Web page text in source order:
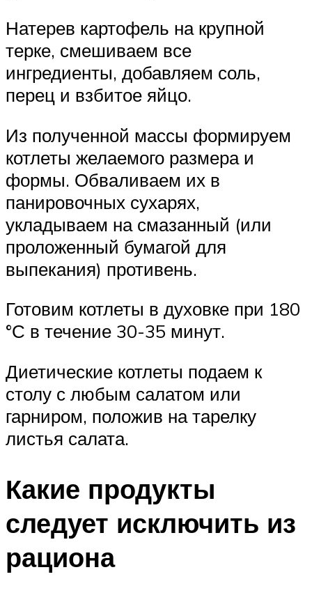
Натерев картофель на крупной
терке, смешиваем все
ингредиенты, добавляем соль,
перец и взбитое яйцо.
Из полученной массы формируем
котлеты желаемого размера и
формы. Обваливаем их в
панировочных сухарях,
укладываем на смазанный (или
проложенный бумагой для
выпекания) противень.
Готовим котлеты в духовке при 180
°С в течение 30-35 минут.
Диетические котлеты подаем к
столу с любым салатом или
гарниром, положив на тарелку
листья салата.
Какие продукты
следует исключить из
рациона